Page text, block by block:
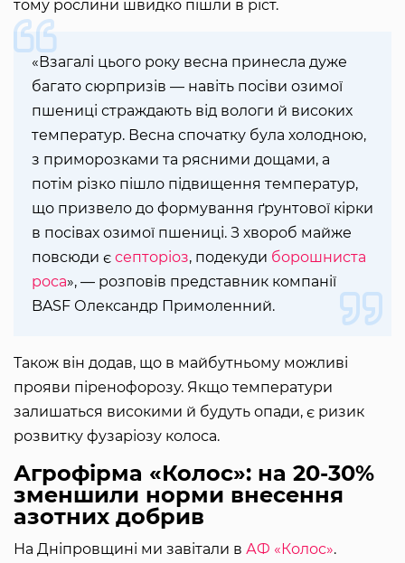
тому рослини швидко пішли в ріст.
«Взагалі цього року весна принесла дуже
багато сюрпризів — навіть посіви озимої
пшениці страждають від вологи й високих
температур. Весна спочатку була холодною,
з приморозками та рясними дощами, а
потім різко пішло підвищення температур,
що призвело до формування ґрунтової кірки
в посівах озимої пшениці. З хвороб майже
повсюди є септоріоз, подекуди борошниста
роса», — розповів представник компанії
BASF Олександр Примоленний.
Також він додав, що в майбутньому можливі
прояви піренофорозу. Якщо температури
залишаться високими й будуть опади, є ризик
розвитку фузаріозу колоса.
Агрофірма «Колос»: на 20-30%
зменшили норми внесення
азотних добрив
На Дніпровщині ми завітали в АФ «Колос».